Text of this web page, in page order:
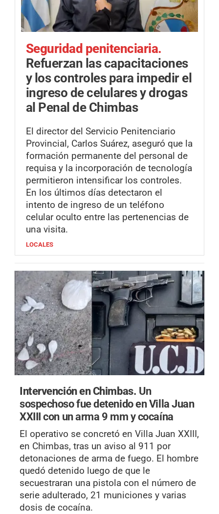
Seguridad penitenciaria.
Refuerzan las capacitaciones
y los controles para impedir el
ingreso de celulares y drogas
al Penal de Chimbas
El director del Servicio Penitenciario
Provincial, Carlos Suárez, aseguró que la
formación permanente del personal de
requisa y la incorporación de tecnología
permitieron intensificar los controles.
En los últimos días detectaron el
intento de ingreso de un teléfono
celular oculto entre las pertenencias de
una visita.
LOCALES
Intervención en Chimbas. Un
sospechoso fue detenido en Villa Juan
XXIII con un arma 9 mm y cocaína
El operativo se concretó en Villa Juan XXIII,
en Chimbas, tras un aviso al 911 por
detonaciones de arma de fuego. El hombre
quedó detenido luego de que le
secuestraran una pistola con el número de
serie adulterado, 21 municiones y varias
dosis de cocaína.